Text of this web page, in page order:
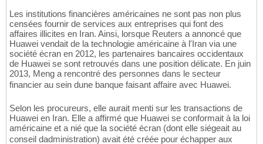
Les institutions financières américaines ne sont pas non plus
censées fournir de services aux entreprises qui font des
affaires illicites en Iran. Ainsi, lorsque Reuters a annoncé que
Huawei vendait de la technologie américaine à l'Iran via une
société écran en 2012, les partenaires bancaires occidentaux
de Huawei se sont retrouvés dans une position délicate. En juin
2013, Meng a rencontré des personnes dans le secteur
financier au sein dune banque faisant affaire avec Huawei.
Selon les procureurs, elle aurait menti sur les transactions de
Huawei en Iran. Elle a affirmé que Huawei se conformait à la loi
américaine et a nié que la société écran (dont elle siégeait au
conseil dadministration) avait été créée pour échapper aux